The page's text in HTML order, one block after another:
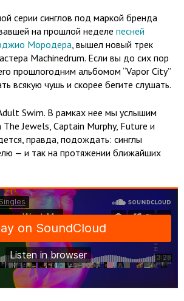
серии синглов под маркой бренда
на прошлой неделе песней
Мородера , вышел новый трек
Machinedrum. Если вы до сих пор
прошлогодним альбомом “Vapor City”
всякую чушь и скорее бегите слушать.
Swim. В рамках нее мы услышим
Jewels, Captain Murphy, Future и
правда, подождать: синглы
— и так на протяжении ближайших